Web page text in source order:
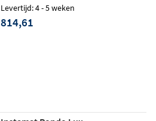
Levertijd: 4 - 5 weken
814,61